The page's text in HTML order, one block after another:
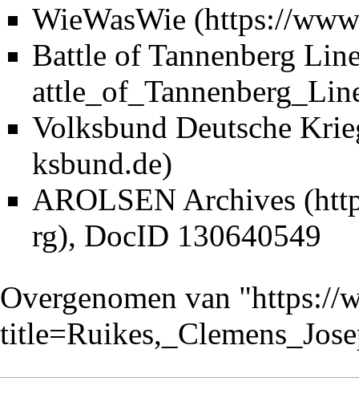
WieWasWie
Battle of Tannenberg
Volksbund Deutsche
AROLSEN Archives
, DocID 130640549
Overgenomen van "https://